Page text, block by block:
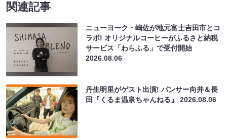
関連記事
ニューヨーク・嶋佐が地元富士吉田市とコ
ラボ! オリジナルコーヒーがふるさと納税
サービス「わらふる」で受付開始
2026.08.06
丹生明里がゲスト出演! パンサー向井＆長
田『くるま温泉ちゃんねる』2026.08.06